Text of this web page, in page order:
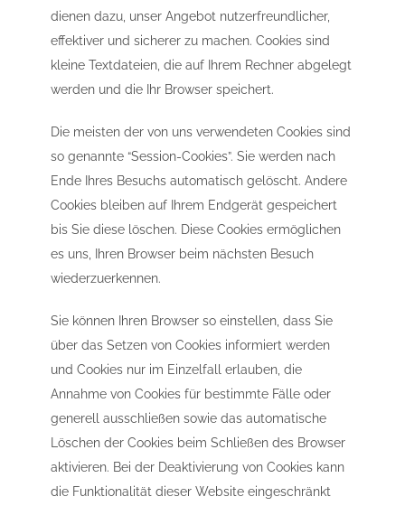
dienen dazu, unser Angebot nutzerfreundlicher,
effektiver und sicherer zu machen. Cookies sind
kleine Textdateien, die auf Ihrem Rechner abgelegt
werden und die Ihr Browser speichert.
Die meisten der von uns verwendeten Cookies sind
so genannte “Session-Cookies”. Sie werden nach
Ende Ihres Besuchs automatisch gelöscht. Andere
Cookies bleiben auf Ihrem Endgerät gespeichert
bis Sie diese löschen. Diese Cookies ermöglichen
es uns, Ihren Browser beim nächsten Besuch
wiederzuerkennen.
Sie können Ihren Browser so einstellen, dass Sie
über das Setzen von Cookies informiert werden
und Cookies nur im Einzelfall erlauben, die
Annahme von Cookies für bestimmte Fälle oder
generell ausschließen sowie das automatische
Löschen der Cookies beim Schließen des Browser
aktivieren. Bei der Deaktivierung von Cookies kann
die Funktionalität dieser Website eingeschränkt